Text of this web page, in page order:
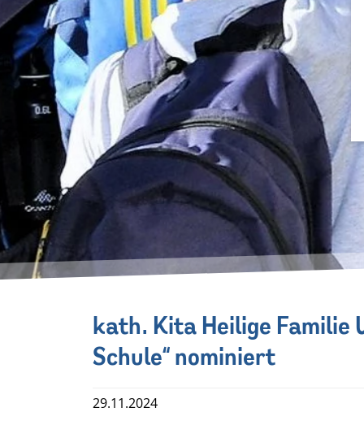
kath. Kita Heilige Familie
Schule“ nominiert
29.11.2024